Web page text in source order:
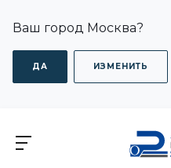
Ваш город Москва?
ДА ИЗМЕНИТЬ